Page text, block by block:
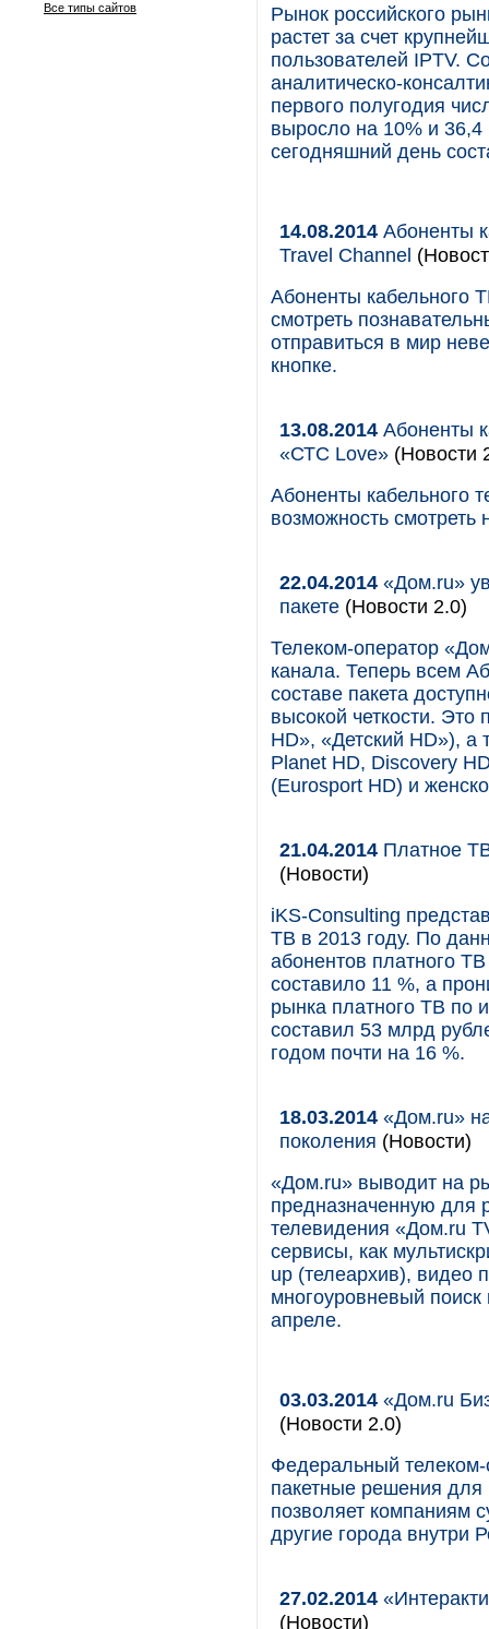
Все типы сайтов
Рынок российского
растет за счет
пользователей IPTV.
аналитическо-
первого полугодия
выросло на 10% и 36,4
сегодняшний день
14.08.2014 Абоненты
Travel Channel
Абоненты кабельного
смотреть
отправиться в мир
кнопке.
13.08.2014 Абоненты
«СТС Love» (Новости
Абоненты кабельного
возможность
22.04.2014 «Дом.ru»
пакете (Новости 2.0)
Телеком-оператор
канала. Теперь всем
составе пакета
высокой четкости.
HD», «Детcкий HD»), а
Planet HD, Discovery
(Eurosport HD) и
21.04.2014 Платное
(Новости)
iKS-Consulting
ТВ в 2013 году. По
абонентов платного
составило 11 %, а
рынка платного ТВ по
составил 53 млрд
годом почти на 16 %.
18.03.2014 «Дом.ru»
поколения (Новости)
«Дом.ru» выводит на
предназначенную для
телевидения «Дом.ru
сервисы, как
up (телеархив), видео
многоуровневый поиск
апреле.
03.03.2014 «Дом.ru
(Новости 2.0)
Федеральный
пакетные решения
позволяет компаниям
другие города внутри
27.02.2014
(Новости)